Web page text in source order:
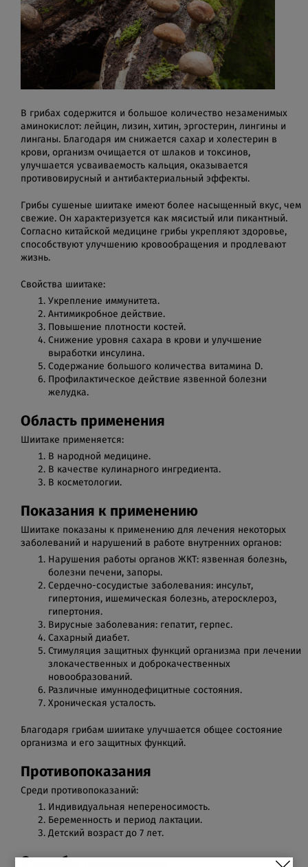
В грибах содержится и большое количество незаменимых
аминокислот: лейцин, лизин, хитин, эргостерин, лингины и
линганы. Благодаря им снижается сахар и холестерин в
крови, организм очищается от шлаков и токсинов,
улучшается усваиваемость кальция, оказывается
противовирусный и антибактериальный эффекты.
Грибы сушеные шиитаке имеют более насыщенный вкус, чем
свежие. Он характеризуется как мясистый или пикантный.
Согласно китайской медицине грибы укрепляют здоровье,
способствуют улучшению кровообращения и продлевают
жизнь.
Свойства шиитаке:
Укрепление иммунитета.
Антимикробное действие.
Повышение плотности костей.
Снижение уровня сахара в крови и улучшение
выработки инсулина.
Содержание большого количества витамина D.
Профилактическое действие язвенной болезни
желудка.
Область применения
Шиитаке применяется:
В народной медицине.
В качестве кулинарного ингредиента.
В косметологии.
Показания к применению
Шиитаке показаны к применению для лечения некоторых
заболеваний и нарушений в работе внутренних органов:
Нарушения работы органов ЖКТ: язвенная болезнь,
болезни печени, запоры.
Сердечно-сосудистые заболевания: инсульт,
гипертония, ишемическая болезнь, атеросклероз,
гипертония.
Вирусные заболевания: гепатит, герпес.
Сахарный диабет.
Стимуляция защитных функций организма при лечении
злокачественных и доброкачественных
новообразований.
Различные имуннодефицитные состояния.
Хроническая усталость.
Благодаря грибам шиитаке улучшается общее состояние
организма и его защитных функций.
Противопоказания
Среди противопоказаний:
Индивидуальная непереносимость.
Беременность и период лактации.
Детский возраст до 7 лет.
Способы применения